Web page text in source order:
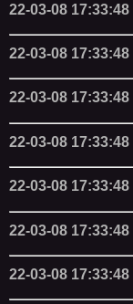
22-03-08 17:33:48
22-03-08 17:33:48
22-03-08 17:33:48
22-03-08 17:33:48
22-03-08 17:33:48
22-03-08 17:33:48
22-03-08 17:33:48